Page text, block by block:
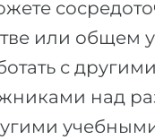
или общем
с
над